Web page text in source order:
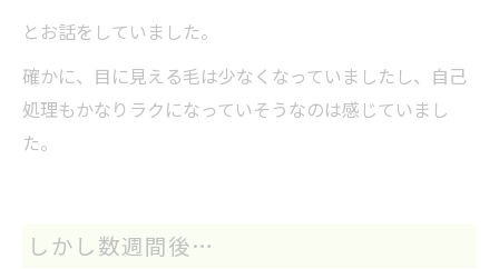
とお話をしていました。
確かに、目に見える毛は少なくなっていましたし、自己
処理もかなりラクになっていそうなのは感じていまし
た。
しかし数週間後…